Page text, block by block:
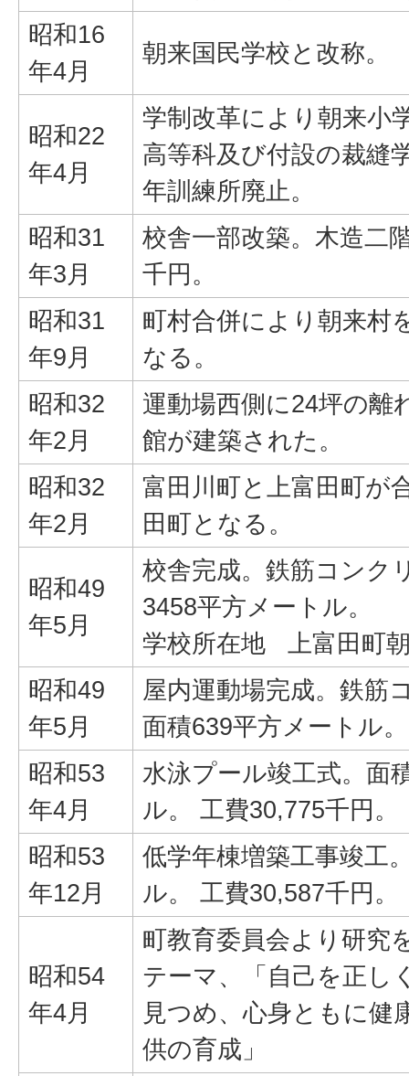
昭和16
年4月
朝来国民学校と改称。
昭和22
年4月
学制改革により朝来小
高等科及び付設の裁縫
年訓練所廃止。
昭和31
年3月
校舎一部改築。木造二
千円。
昭和31
年9月
町村合併により朝来村
なる。
昭和32
年2月
運動場西側に24坪の離
館が建築された。
昭和32
年2月
富田川町と上富田町が
田町となる。
昭和49
年5月
校舎完成。鉄筋コンク
3458平方メートル。
学校所在地 上富田町
昭和49
年5月
屋内運動場完成。鉄筋
面積639平方メートル。
昭和53
年4月
水泳プール竣工式。面
ル。 工費30,775千円。
昭和53
年12月
低学年棟増築工事竣工
ル。 工費30,587千円。
昭和54
年4月
町教育委員会より研究
テーマ、「自己を正し
見つめ、心身ともに健
供の育成」